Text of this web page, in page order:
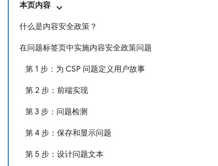
本页内容
什么是内容安全政策？
在问题标签页中实施内容安全政策问题
第 1 步：为 CSP 问题定义用户故事
第 2 步：前端实现
第 3 步：问题检测
第 4 步：保存和显示问题
第 5 步：设计问题文本